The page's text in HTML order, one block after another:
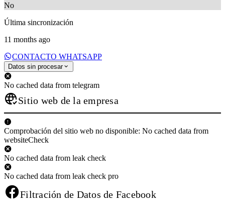
No
Última sincronización
11 months ago
CONTACTO WHATSAPP
Datos sin procesar
No cached data from telegram
Sitio web de la empresa
Comprobación del sitio web no disponible: No cached data from
websiteCheck
No cached data from leak check
No cached data from leak check pro
Filtración de Datos de Facebook